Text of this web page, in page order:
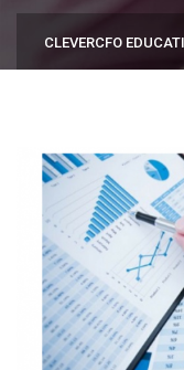
CLEVERCFO